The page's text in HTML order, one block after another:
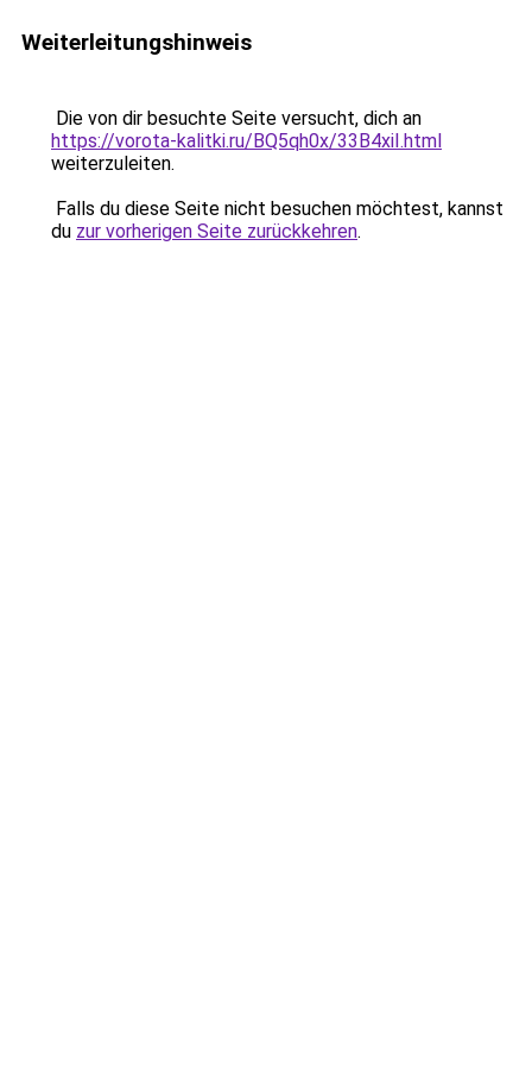
Weiterleitungshinweis
Die von dir besuchte Seite versucht, dich an
https://vorota-kalitki.ru/BQ5qh0x/33B4xiI.html
weiterzuleiten.
Falls du diese Seite nicht besuchen möchtest, kannst
du zur vorherigen Seite zurückkehren.